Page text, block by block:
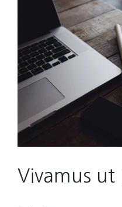
Image
Vivamus